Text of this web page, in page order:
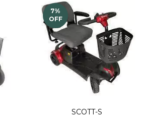
7%
OFF
SCOTT-S